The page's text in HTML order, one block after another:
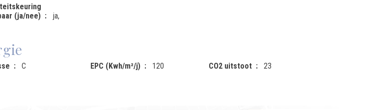
(ja/nee)
ja,
C EPC (Kwh/m²/j) 120 CO2 uitstoot 23